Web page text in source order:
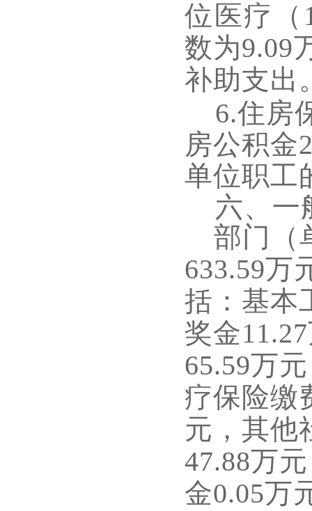
位医疗（
数为9.09
补助支出
6.住房
房公积金
单位职工
六、一
部门（
633.59万
括：基本
奖金11.27
65.59万
疗保险缴
元， 其他
47.88万
金0.05万